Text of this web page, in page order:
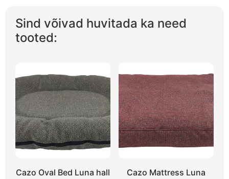
Sind võivad huvitada ka need
tooted:
Cazo Oval Bed Luna hall
Cazo Mattress Luna